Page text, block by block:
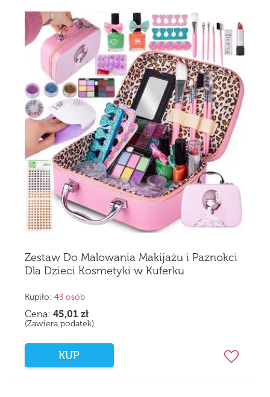
Zestaw Do Malowania Makijażu i Paznokci
Dla Dzieci Kosmetyki w Kuferku
Kupiło: 43 osób
Cena: 45,01 zł
(Zawiera podatek)
KUP